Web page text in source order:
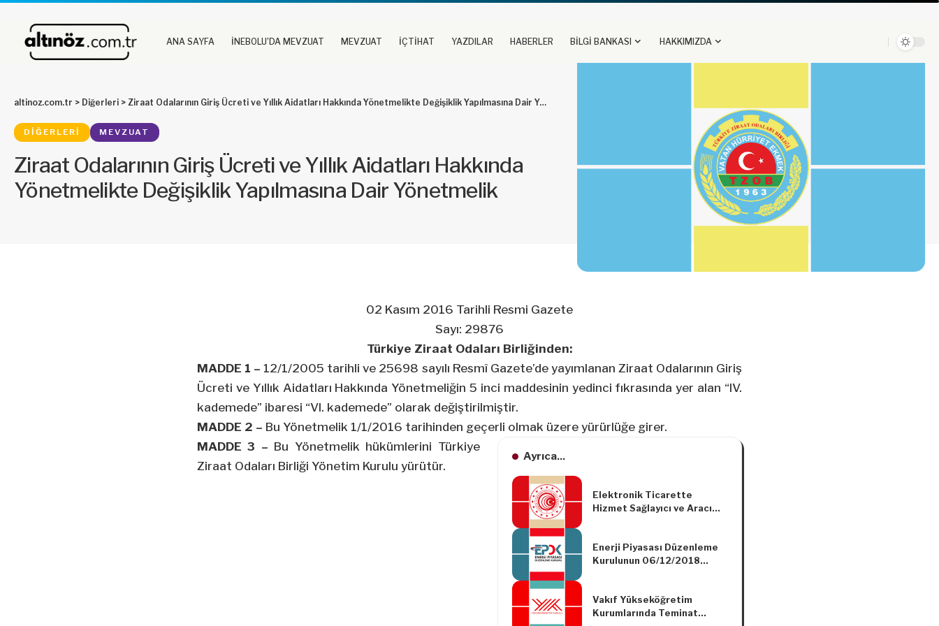
ANA SAYFA İNEBOLU’DA MEVZUAT MEVZUAT İÇTİHAT YAZDILAR HABERLER BİLGİ BANKASI HAKKIMIZDA
altinoz.com.tr > Diğerleri > Ziraat Odalarının Giriş Ücreti ve Yıllık Aidatları Hakkında Yönetmelikte Değişiklik Yapılmasına Dair Yönetmelik
DIĞERLERI MEVZUAT
Ziraat Odalarının Giriş Ücreti ve Yıllık Aidatları Hakkında
Yönetmelikte Değişiklik Yapılmasına Dair Yönetmelik
02 Kasım 2016 Tarihli Resmi Gazete
Sayı: 29876
Türkiye Ziraat Odaları Birliğinden:
MADDE 1 –12/1/2005 tarihli ve 25698 sayılı Resmî Gazete’de yayımlanan Ziraat Odalarının Giriş
Ücreti ve Yıllık Aidatları Hakkında Yönetmeliğin 5 inci maddesinin yedinci fıkrasında yer alan “IV.
kademede” ibaresi “VI. kademede” olarak değiştirilmiştir.
MADDE 2 – Bu Yönetmelik 1/1/2016 tarihinden geçerli olmak üzere yürürlüğe girer.
Ayrıca...
Elektronik Ticarette
Hizmet Sağlayıcı ve Aracı
Değişiklik Yapılmasına Dair
Yönetmelik
Enerji Piyasası Düzenleme
Kurulunun 06/12/2018
Vakıf Yükseköğretim
Kurumlarında Teminat
MADDE 3 – Bu Yönetmelik hükümlerini Türkiye
Ziraat Odaları Birliği Yönetim Kurulu yürütür.